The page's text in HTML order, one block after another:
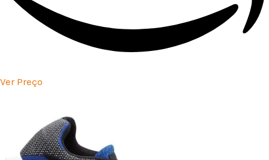
Ver Preço